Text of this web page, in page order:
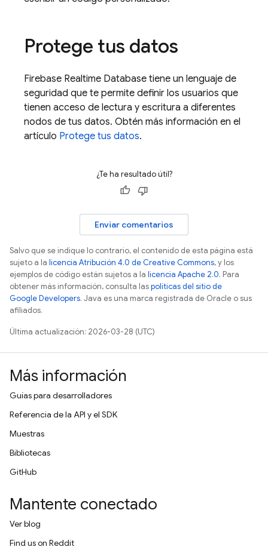
Protege tus datos
Firebase Realtime Database tiene un lenguaje de
seguridad que te permite definir los usuarios que
tienen acceso de lectura y escritura a diferentes
nodos de tus datos. Obtén más información en el
artículo Protege tus datos.
¿Te ha resultado útil?
Enviar comentarios
Salvo que se indique lo contrario, el contenido de esta página está
sujeto a la licencia Atribución 4.0 de Creative Commons, y los
ejemplos de código están sujetos a la licencia Apache 2.0. Para
obtener más información, consulta laspolíticas del sitio de
Google Developers. Java es una marca registrada de Oracle o sus
afiliados.
Última actualización: 2026-03-28 (UTC)
Más información
Guías para desarrolladores
Referencia de la API y el SDK
Muestras
Bibliotecas
GitHub
Mantente conectado
Ver blog
Find us on Reddit